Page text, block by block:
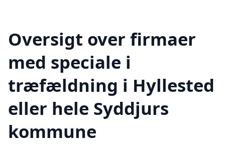
Oversigt over firmaer
med speciale i
træfældning i Hyllested
eller hele Syddjurs
kommune